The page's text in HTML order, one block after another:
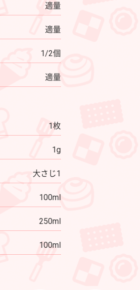
適量
適量
1/2個
適量
1枚
1g
大さじ1
100ml
250ml
100ml